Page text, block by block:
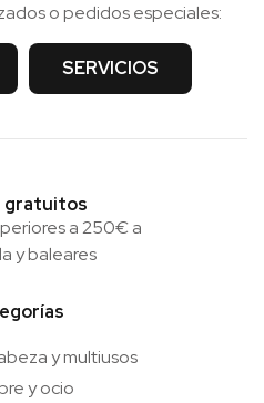
o pedidos especiales:
SERVICIOS
gratuitos
a 250€ a
y baleares
y multiusos
y ocio